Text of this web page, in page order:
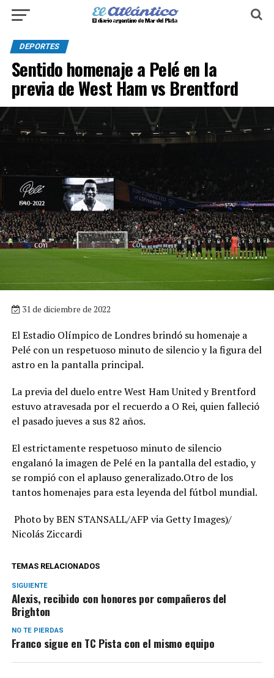
DEPORTES
Sentido homenaje a Pelé en la
previa de West Ham vs Brentford
31 de diciembre de 2022
El Estadio Olímpico de Londres brindó su homenaje a
Pelé con un respetuoso minuto de silencio y la figura del
astro en la pantalla principal.
La previa del duelo entre West Ham United y Brentford
estuvo atravesada por el recuerdo a O Rei, quien falleció
el pasado jueves a sus 82 años.
El estrictamente respetuoso minuto de silencio
engalanó la imagen de Pelé en la pantalla del estadio, y
se rompió con el aplauso generalizado.Otro de los
tantos homenajes para esta leyenda del fútbol mundial.
Photo by BEN STANSALL/AFP via Getty Images)/
Nicolás Ziccardi
TEMAS RELACIONADOS
SIGUIENTE
Alexis, recibido con honores por compañeros del
Brighton
NO TE PIERDAS
Franco sigue en TC Pista con el mismo equipo